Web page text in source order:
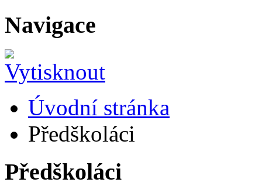
Navigace
Úvodní stránka
Předškoláci
Předškoláci